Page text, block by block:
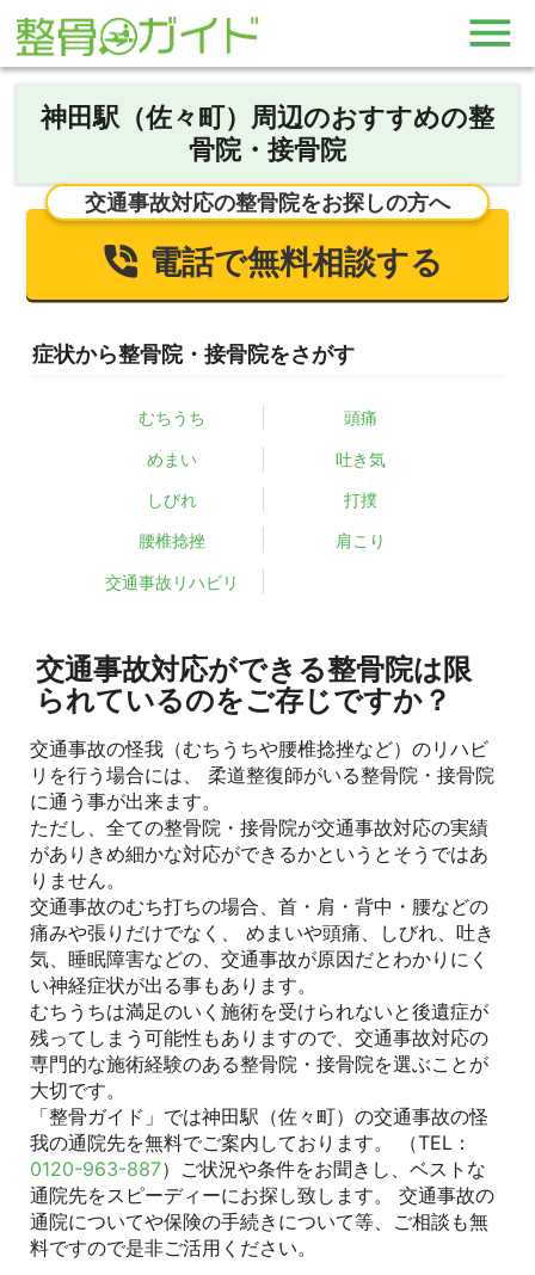
神田駅（佐々町）周辺のおすすめの整
骨院・接骨院
交通事故対応の整骨院をお探しの方へ
電話で無料相談する
症状から整骨院・接骨院をさがす
むちうち 頭痛
めまい 吐き気
しびれ 打撲
腰椎捻挫 肩こり
交通事故リハビリ
交通事故対応ができる整骨院は限
られているのをご存じですか？
交通事故の怪我（むちうちや腰椎捻挫など）のリハビ
リを行う場合には、 柔道整復師がいる整骨院・接骨院
に通う事が出来ます。
ただし、全ての整骨院・接骨院が交通事故対応の実績
がありきめ細かな対応ができるかというとそうではあ
りません。
交通事故のむち打ちの場合、首・肩・背中・腰などの
痛みや張りだけでなく、 めまいや頭痛、しびれ、吐き
気、睡眠障害などの、交通事故が原因だとわかりにく
い神経症状が出る事もあります。
むちうちは満足のいく施術を受けられないと後遺症が
残ってしまう可能性もありますので、交通事故対応の
専門的な施術経験のある整骨院・接骨院を選ぶことが
大切です。
「整骨ガイド」では神田駅（佐々町）の交通事故の怪
我の通院先を無料でご案内しております。 （TEL：
0120-963-887）ご状況や条件をお聞きし、ベストな
通院先をスピーディーにお探し致します。 交通事故の
通院についてや保険の手続きについて等、ご相談も無
料ですので是非ご活用ください。